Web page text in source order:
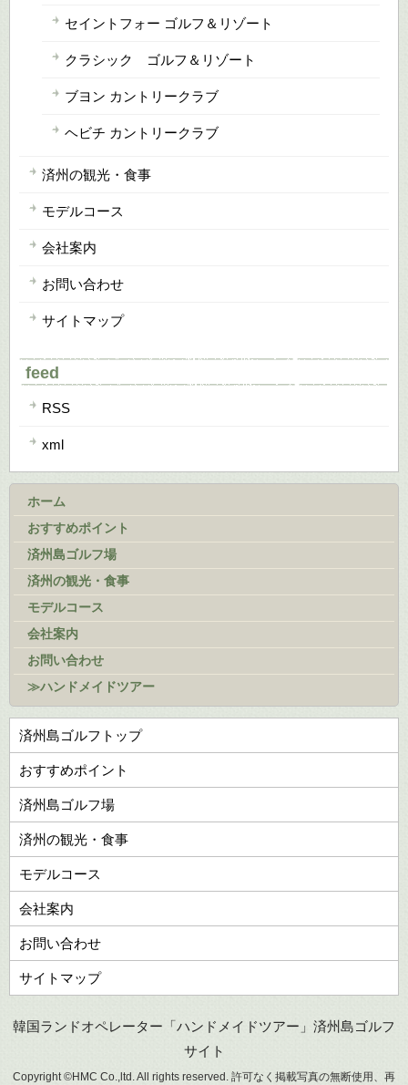
セイントフォー ゴルフ＆リゾート
クラシック ゴルフ＆リゾート
ブヨン カントリークラブ
ヘビチ カントリークラブ
済州の観光・食事
モデルコース
会社案内
お問い合わせ
サイトマップ
feed
RSS
xml
ホーム
おすすめポイント
済州島ゴルフ場
済州の観光・食事
モデルコース
会社案内
お問い合わせ
≫ハンドメイドツアー
済州島ゴルフトップ
おすすめポイント
済州島ゴルフ場
済州の観光・食事
モデルコース
会社案内
お問い合わせ
サイトマップ
韓国ランドオペレーター「ハンドメイドツアー」済州島ゴルフ
サイト
Copyright ©HMC Co.,ltd. All rights reserved. 許可なく掲載写真の無断使用、再